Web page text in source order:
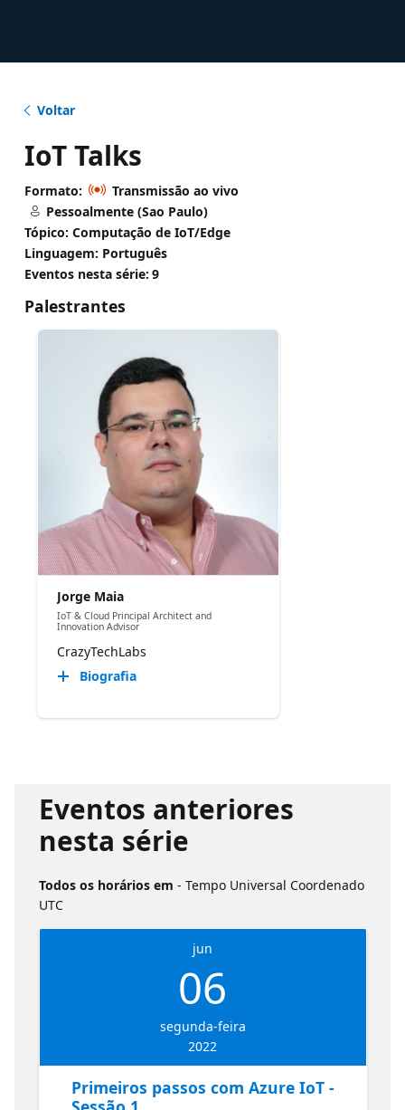
Voltar
IoT Talks
Formato:
Transmissão ao vivo
Pessoalmente (Sao Paulo)
Tópico: Computação de IoT/Edge
Linguagem: Português
Eventos nesta série: 9
Palestrantes
Jorge Maia
IoT & Cloud Principal Architect and
Innovation Advisor
CrazyTechLabs
Biografia
Eventos anteriores
nesta série
Todos os horários em - Tempo Universal Coordenado
UTC
jun
06
segunda-feira
2022
Primeiros passos com Azure IoT -